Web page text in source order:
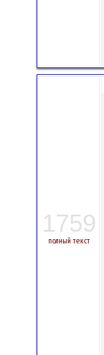
1759
полный текст